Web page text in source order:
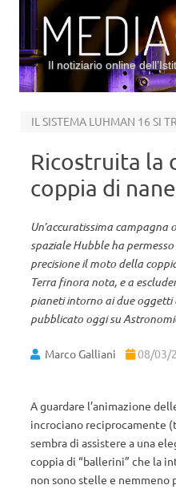
Il notiziario online
Ricostruita la
coppia di
Un’accuratissima campagna
spaziale Hubble ha
precisione il moto della
Terra finora nota, e a
pianeti intorno ai due
pubblicato oggi su
Marco Galliani 08/03/
A guardare l’animazione
incrociano reciprocamente
sembra di assistere a una
coppia di “ballerini” che la
non sono stelle e nemmeno